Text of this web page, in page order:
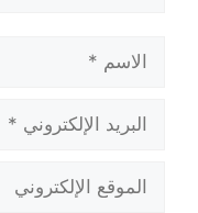
الإلكتروني
الإلكتروني